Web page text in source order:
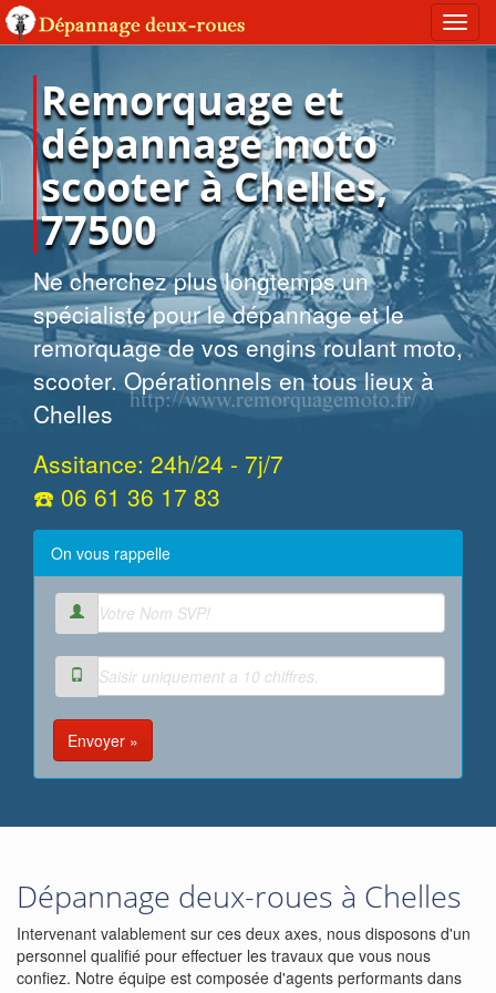
Remorquage et
dépannage moto
scooter à Chelles,
77500
Ne cherchez plus longtemps un
spécialiste pour le dépannage et le
remorquage de vos engins roulant moto,
scooter. Opérationnels en tous lieux à
Chelles
Assitance: 24h/24 - 7j/7
☎️ 06 61 36 17 83
On vous rappelle
Envoyer »
Dépannage deux-roues à Chelles
Intervenant valablement sur ces deux axes, nous disposons d'un
personnel qualifié pour effectuer les travaux que vous nous
confiez. Notre équipe est composée d'agents performants dans